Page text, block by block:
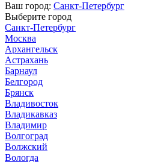
Ваш город: Санкт-Петербург
Выберите город
Санкт-Петербург
Москва
Архангельск
Астрахань
Барнаул
Белгород
Брянск
Владивосток
Владикавказ
Владимир
Волгоград
Волжский
Вологда